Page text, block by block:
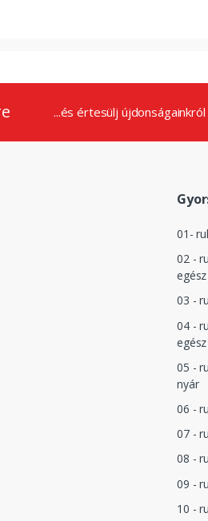
...és értesülj újdonságainkról
01-
02 -
03 -
04 -
05 -
nyár
06 -
07 -
08 -
09 -
10 -